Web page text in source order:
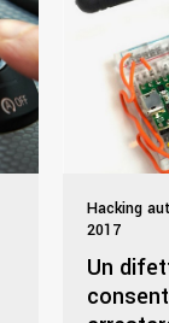
Hacking
2017
Un